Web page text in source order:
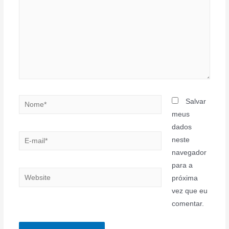
Nome*
E-
Website
Salvar
meus
dados
neste
navegador
para a
próxima
vez que eu
comentar.